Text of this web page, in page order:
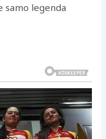
samo legenda